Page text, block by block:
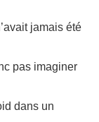
jamais été
pas imaginer
dans un